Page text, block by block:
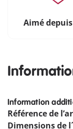
Aimé
Information
Référence de
Dimensions de